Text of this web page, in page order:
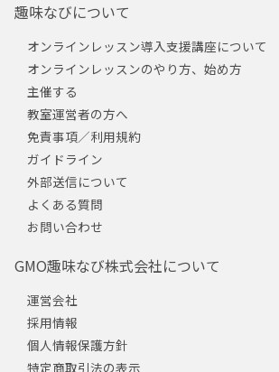
趣味なびについて
オンラインレッスン導入支援講座について
オンラインレッスンのやり方、始め方
主催する
教室運営者の方へ
免責事項／利用規約
ガイドライン
外部送信について
よくある質問
お問い合わせ
GMO趣味なび株式会社について
運営会社
採用情報
個人情報保護方針
特定商取引法の表示